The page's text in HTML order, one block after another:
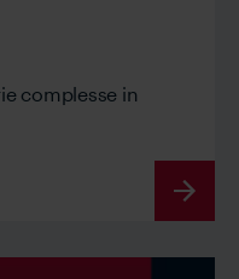
complesse in